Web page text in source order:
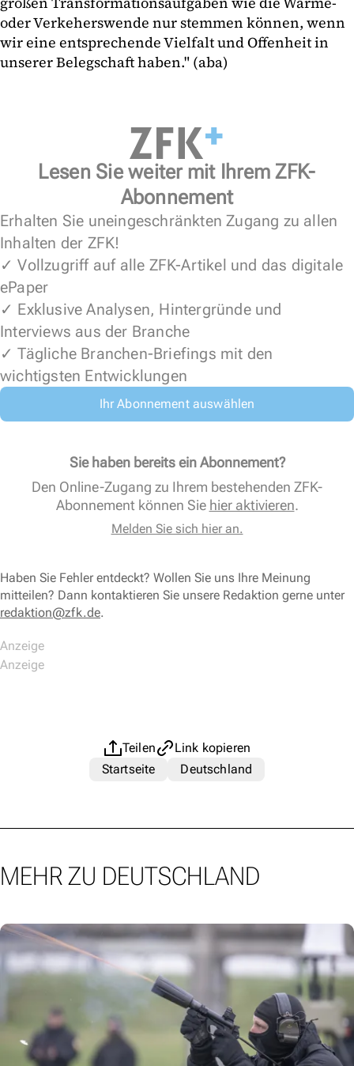
oder Verkeherswende nur stemmen können, wenn
wir eine entsprechende Vielfalt und Offenheit in
unserer Belegschaft haben." (aba)
Lesen Sie weiter mit Ihrem ZFK-
Abonnement
Erhalten Sie uneingeschränkten Zugang zu allen
Inhalten der ZFK!
✓ Vollzugriff auf alle ZFK-Artikel und das digitale
ePaper
✓ Exklusive Analysen, Hintergründe und
Interviews aus der Branche
✓ Tägliche Branchen-Briefings mit den
wichtigsten Entwicklungen
Ihr Abonnement auswählen
Sie haben bereits ein Abonnement?
Den Online-Zugang zu Ihrem bestehenden ZFK-
Abonnement können Sie hier aktivieren.
Melden Sie sich hier an.
Haben Sie Fehler entdeckt? Wollen Sie uns Ihre Meinung
mitteilen? Dann kontaktieren Sie unsere Redaktion gerne unter
redaktion@zfk.de.
Teilen
Link kopieren
Startseite
Deutschland
MEHR ZU DEUTSCHLAND